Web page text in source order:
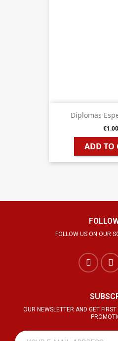
Diplomas
€1.00
ADD TO
FOLLOW US ON OUR
OUR NEWSLETTER AND GET